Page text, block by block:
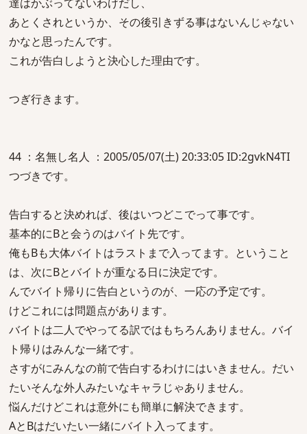
あとくされというか、その後引きずる事はないんじゃない
かなと思ったんです。
これが告白しようと決心した理由です。
つぎ行きます。
44 ：名無し名人 ：2005/05/07(土) 20:33:05 ID:2gvkN4TI
つづきです。
告白すると決めれば、後はいつどこでって事です。
基本的にBと会うのはバイト先です。
俺もBも大体バイトはラストまで入ってます。ということ
は、次にBとバイトが重なる日に決定です。
んでバイト帰りに告白というのが、一応の予定です。
けどこれには問題点があります。
バイトは二人でやってる訳ではもちろんありません。バイ
ト帰りはみんな一緒です。
さすがにみんなの前で告白するわけにはいきません。だい
たいそんな外人みたいなキャラじゃありません。
悩んだけどこれは意外にも簡単に解決できます。
AとBはだいたい一緒にバイト入ってます。